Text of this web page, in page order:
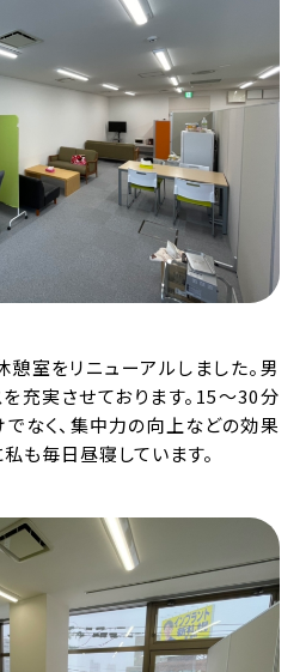
室をリニューアルしました。男
充実させております。15〜30分
なく、集中力の向上などの効果
も毎日昼寝しています。